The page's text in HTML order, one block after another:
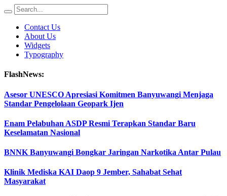
Contact Us
About Us
Widgets
Typography
FlashNews:
Asesor UNESCO Apresiasi Komitmen Banyuwangi Menjaga
Standar Pengelolaan Geopark Ijen
Enam Pelabuhan ASDP Resmi Terapkan Standar Baru
Keselamatan Nasional
BNNK Banyuwangi Bongkar Jaringan Narkotika Antar Pulau
Klinik Mediska KAI Daop 9 Jember, Sahabat Sehat
Masyarakat